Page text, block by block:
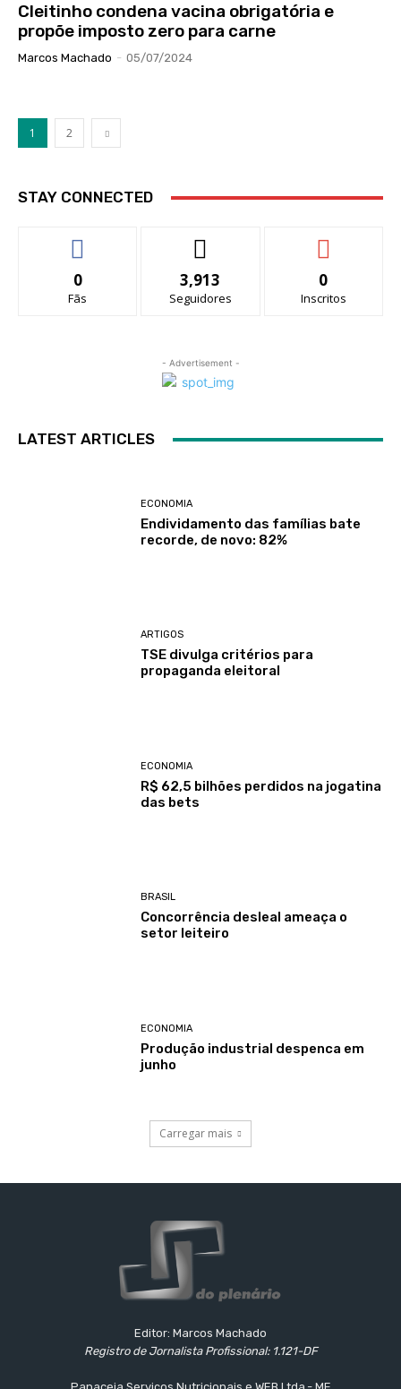
Cleitinho condena vacina obrigatória e
propõe imposto zero para carne
Marcos Machado - 05/07/2024
1 2
STAY CONNECTED
0
Fãs
3,913
Seguidores
0
Inscritos
- Advertisement -
LATEST ARTICLES
ECONOMIA
Endividamento das famílias bate
recorde, de novo: 82%
ARTIGOS
TSE divulga critérios para
propaganda eleitoral
ECONOMIA
R$ 62,5 bilhões perdidos na jogatina
das bets
BRASIL
Concorrência desleal ameaça o
setor leiteiro
ECONOMIA
Produção industrial despenca em
junho
Carregar mais
Editor: Marcos Machado
Registro de Jornalista Profissional: 1.121-DF